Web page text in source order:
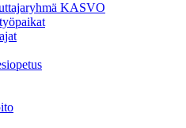
KASVO